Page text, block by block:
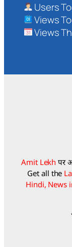
Users
Views
Views
Amit Lekh पर
Get all the
Hindi, News